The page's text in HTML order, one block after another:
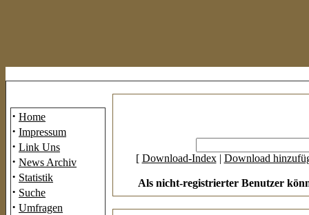
· Home
· Impressum
· Link Uns
· News Archiv
· Statistik
· Suche
· Umfragen
[ Download-Index| Download
Als nicht-registrierter Benutzer